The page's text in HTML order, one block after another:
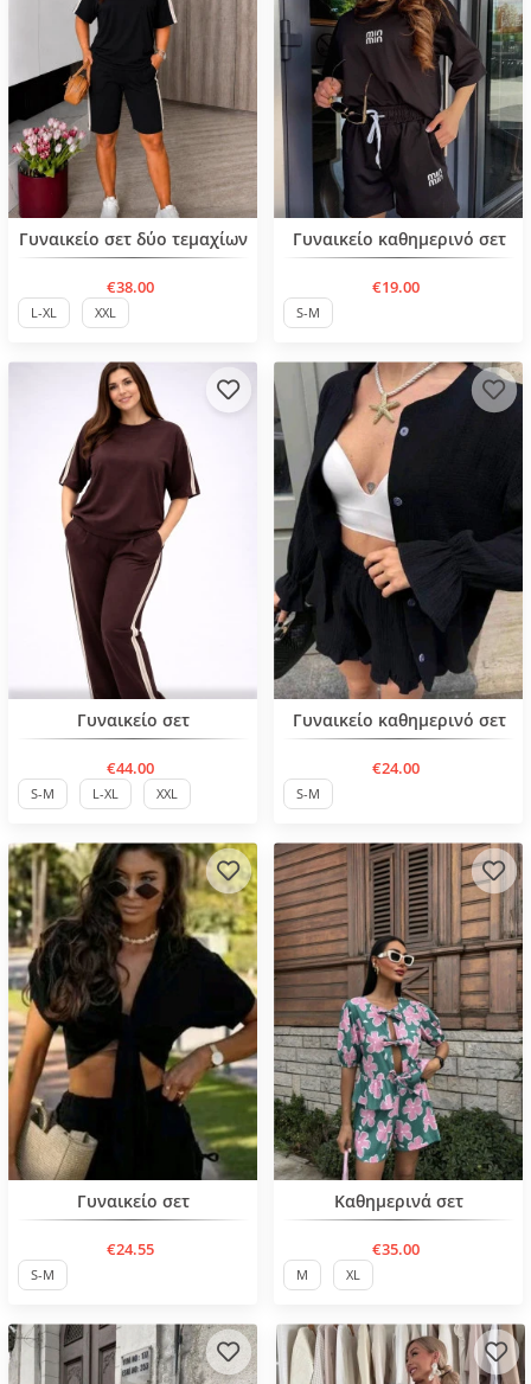
Γυναικείο σετ δύο τεμαχίων
€38.00
L-XL XXL
Нов продукт
Γυναικείο καθημερινό σετ
€19.00
S-M
Нов продукт
Γυναικείο σετ
€44.00
S-M L-XL XXL
Нов продукт
Γυναικείο καθημερινό σετ
€24.00
S-M
Нов продукт
Γυναικείο σετ
€24.55
S-M
Нов продукт
Καθημερινά σετ
€35.00
M XL